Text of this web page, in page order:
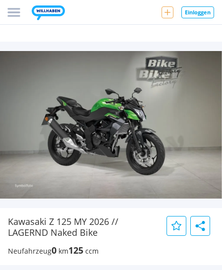
Einloggen
Kawasaki Z 125 MY 2026 //
LAGERND Naked Bike
Neufahrzeug0 km125 ccm